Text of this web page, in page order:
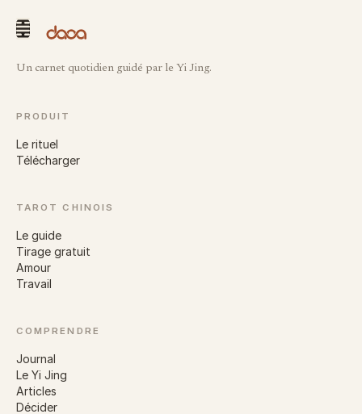
Un carnet quotidien guidé par le Yi Jing.
PRODUIT
Le rituel
Télécharger
TAROT CHINOIS
Le guide
Tirage gratuit
Amour
Travail
COMPRENDRE
Journal
Le Yi Jing
Articles
Décider